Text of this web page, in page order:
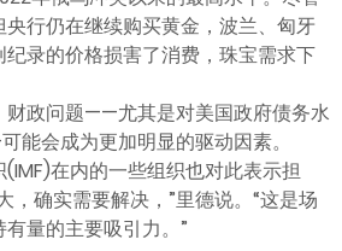
行仍在继续购买黄金，波兰、匈牙
录的价格损害了消费，珠宝需求下
财政问题——尤其是对美国政府债务水
会成为更加明显的驱动因素。
在内的一些组织也对此表示担
，确实需要解决，”里德说。“这是场
量的主要吸引力。”